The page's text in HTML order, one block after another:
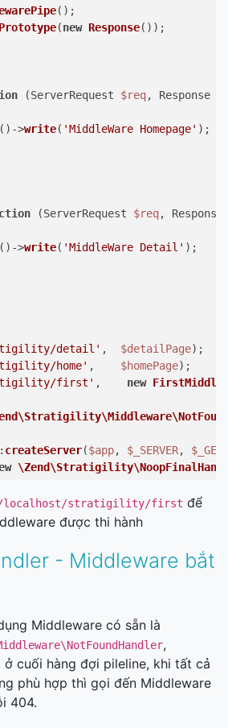
(new Response());
(ServerRequest $req, Response
()->write( 'MiddleWare Homepage' );
(ServerRequest $req,
()->write( 'MiddleWare Detail' );
detail' , $detailPage
home' , $homePage
first' , new
createServer($app, $_SERVER, $_GET
localhost/stratigility/first để
được thi hành
- Middleware bắt
Middleware có sẵn là
,
cuối hàng đợi pileline, khi tất cả
phù hợp thì gọi đến Middleware
404.